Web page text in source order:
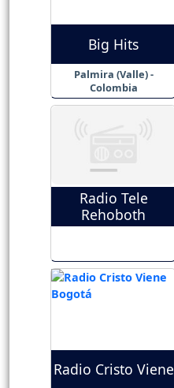
Big Hits
Palmira (Valle) -
Colombia
Radio Tele
Rehoboth
Radio Cristo Viene